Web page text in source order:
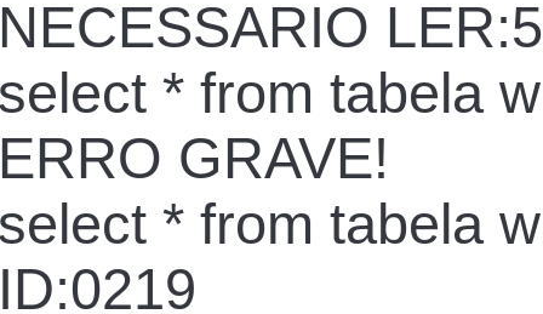
* from tabela
GRAVE!
* from tabela